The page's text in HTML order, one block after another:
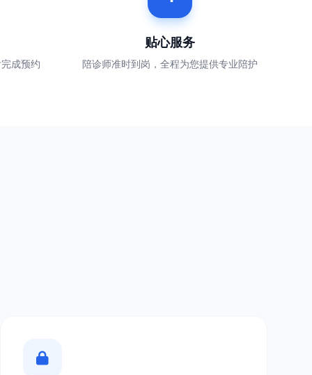
成预约
贴心服务
陪诊师准时到岗，全程为您提供专业陪护